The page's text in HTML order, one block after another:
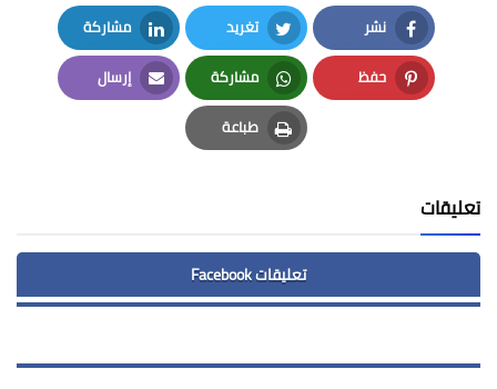
نشر
Facebook
تغريد
Twitter
مشاركة
LinkedIn
حفظ
Pinterest
مشاركة
Whatsapp
إرسال
Email
طباعة
Print
تعليقات
تعليقات Facebook